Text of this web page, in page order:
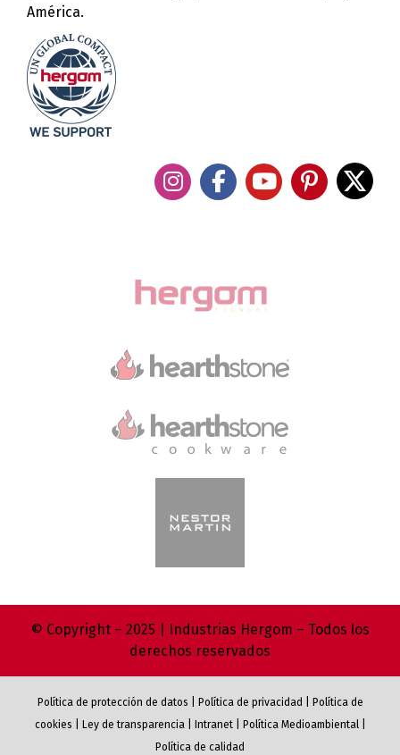
América.
© Copyright – 2025 | Industrias Hergom – Todos los
derechos reservados
Política de protección de datos Política de privacidad
Política de
cookies
Ley de transparencia| Intranet| Política Medioambiental|
Política de calidad